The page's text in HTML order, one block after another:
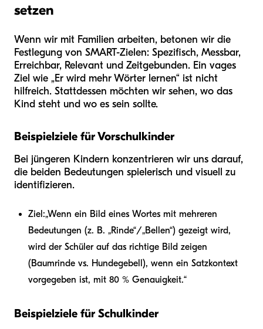
setzen
Wenn wir mit Familien arbeiten, betonen wir die
Festlegung von SMART-Zielen: Spezifisch, Messbar,
Erreichbar, Relevant und Zeitgebunden. Ein vages
Ziel wie „Er wird mehr Wörter lernen“ ist nicht
hilfreich. Stattdessen möchten wir sehen, wo das
Kind steht und wo es sein sollte.
Beispielziele für Vorschulkinder
Bei jüngeren Kindern konzentrieren wir uns darauf,
die beiden Bedeutungen spielerisch und visuell zu
identifizieren.
Ziel:„Wenn ein Bild eines Wortes mit mehreren
Bedeutungen (z. B. „Rinde“/„Bellen“) gezeigt wird,
wird der Schüler auf das richtige Bild zeigen
(Baumrinde vs. Hundegebell), wenn ein Satzkontext
vorgegeben ist, mit 80 % Genauigkeit.“
Beispielziele für Schulkinder